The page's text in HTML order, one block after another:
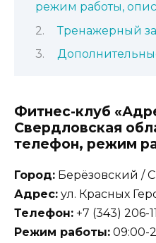
режим работы,
Тренажерный
Фитнес-клуб
Свердловская
телефон, режим
Город: Берёзовский /
Адрес: ул. Красных
Телефон: +7 (343) 206-
Режим работы: 09:00-